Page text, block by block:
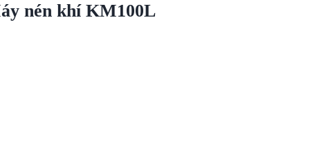
nén khí KM100L